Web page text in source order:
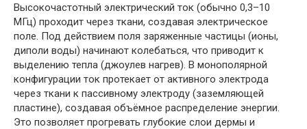
Высокочастотный электрический ток (обычно 0,3–10
МГц) проходит через ткани, создавая электрическое
поле. Под действием поля заряженные частицы (ионы,
диполи воды) начинают колебаться, что приводит к
выделению тепла (джоулев нагрев). В монополярной
конфигурации ток протекает от активного электрода
через ткани к пассивному электроду (заземляющей
пластине), создавая объёмное распределение энергии.
Это позволяет прогревать глубокие слои дермы и